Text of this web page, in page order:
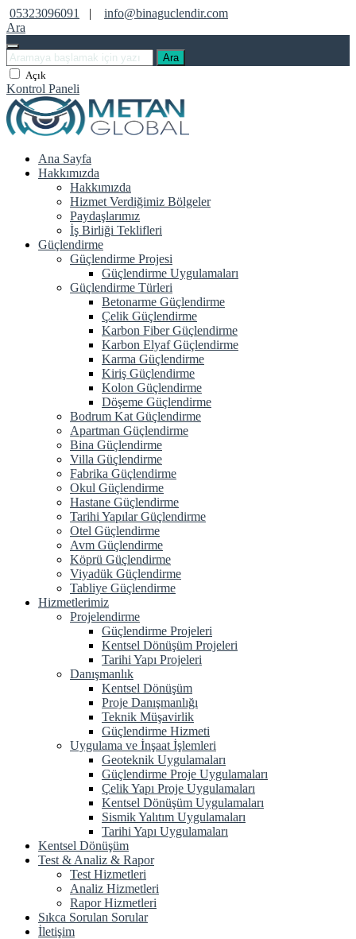
05323096091 |
info@binaguclendir.com
Ara
Ara
Açık
Kontrol Paneli
Ana Sayfa
Hakkımızda
Hakkımızda
Hizmet Verdiğimiz Bölgeler
Paydaşlarımız
İş Birliği Teklifleri
Güçlendirme
Güçlendirme Projesi
Güçlendirme Uygulamaları
Güçlendirme Türleri
Betonarme Güçlendirme
Çelik Güçlendirme
Karbon Fiber Güçlendirme
Karbon Elyaf Güçlendirme
Karma Güçlendirme
Kiriş Güçlendirme
Kolon Güçlendirme
Döşeme Güçlendirme
Bodrum Kat Güçlendirme
Apartman Güçlendirme
Bina Güçlendirme
Villa Güçlendirme
Fabrika Güçlendirme
Okul Güçlendirme
Hastane Güçlendirme
Tarihi Yapılar Güçlendirme
Otel Güçlendirme
Avm Güçlendirme
Köprü Güçlendirme
Viyadük Güçlendirme
Tabliye Güçlendirme
Hizmetlerimiz
Projelendirme
Güçlendirme Projeleri
Kentsel Dönüşüm Projeleri
Tarihi Yapı Projeleri
Danışmanlık
Kentsel Dönüşüm
Proje Danışmanlığı
Teknik Müşavirlik
Güçlendirme Hizmeti
Uygulama ve İnşaat İşlemleri
Geoteknik Uygulamaları
Güçlendirme Proje Uygulamaları
Çelik Yapı Proje Uygulamaları
Kentsel Dönüşüm Uygulamaları
Sismik Yalıtım Uygulamaları
Tarihi Yapı Uygulamaları
Kentsel Dönüşüm
Test & Analiz & Rapor
Test Hizmetleri
Analiz Hizmetleri
Rapor Hizmetleri
Sıkca Sorulan Sorular
İletişim